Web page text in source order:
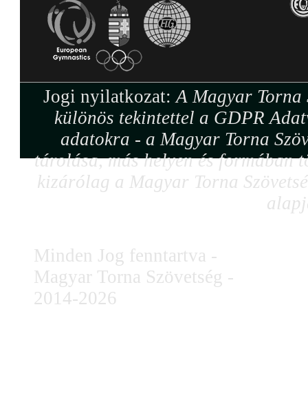
Jogi nyilatkozat:A Magyar Torna
különös tekintettel a GDPR
adatokra - a Magyar Torna
tárolása, más helyen és formában
kizárólag a Magyar Torna
Minden Jog fenntartva -
Magyar Torna Szövetség -
2014-2026